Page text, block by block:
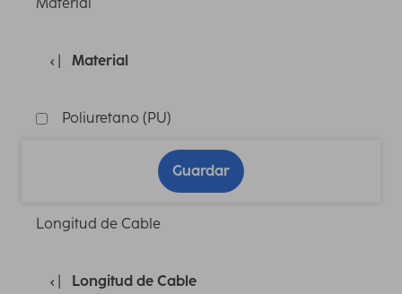
Material
Poliuretano (PU)
Guardar
Longitud de Cable
Longitud de Cable